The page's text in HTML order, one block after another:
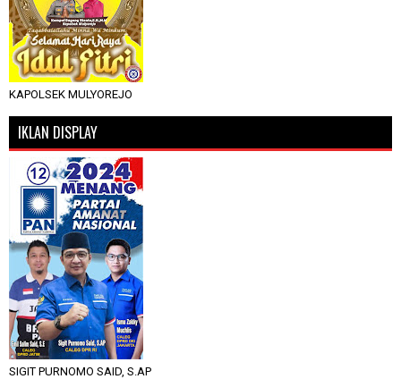
KAPOLSEK MULYOREJO
IKLAN DISPLAY
SIGIT PURNOMO SAID, S.AP